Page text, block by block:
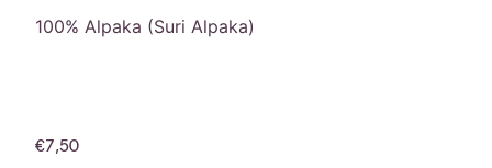
100% Alpaka (Suri Alpaka)
€7,50